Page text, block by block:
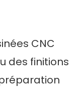
CNC
des finitions